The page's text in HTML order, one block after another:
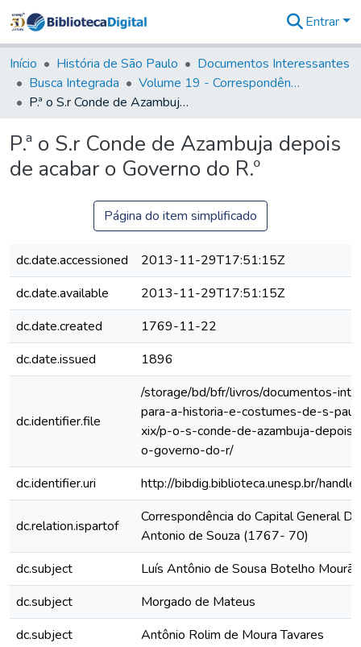
&
Coleções
Tudo na
Biblioteca
Estatísticas
Entrar
Início História de São Paulo
Documentos Interessantes
Busca Integrada
Volume 19 - Correspondência do Capital General D. Luiz Antonio de Souza (1767- 70)
P.ª o S.r Conde de Azambuja depois de acabar o Governo do R.º
P.ª o S.r Conde de Azambuja depois
de acabar o Governo do R.º
Página do item simplificado
dc.date.accessioned
2013-11-29T17:51:15Z
dc.date.available
2013-11-29T17:51:15Z
dc.date.created
1769-11-22
dc.date.issued
1896
dc.identifier.file
/storage/bd/bfr/livros/documentos-
para-a-historia-e-costumes-de-s-
xix/p-o-s-conde-de-azambuja-
o-governo-do-r/
dc.identifier.uri
http://bibdig.biblioteca.unesp.br/
dc.relation.ispartof
Correspondência do Capital General D.
Antonio de Souza (1767- 70)
dc.subject
Luís Antônio de Sousa Botelho Mourão
dc.subject
Morgado de Mateus
dc.subject
Antônio Rolim de Moura Tavares